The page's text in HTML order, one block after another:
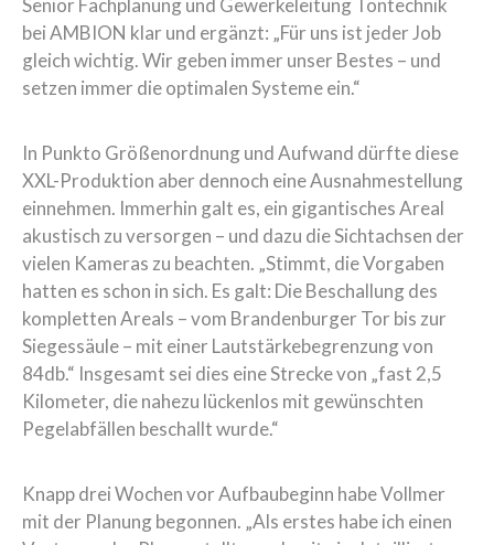
bei AMBION klar und ergänzt: „Für uns ist jeder Job
gleich wichtig. Wir geben immer unser Bestes – und
setzen immer die optimalen Systeme ein.“
In Punkto Größenordnung und Aufwand dürfte diese
XXL-Produktion aber dennoch eine Ausnahmestellung
einnehmen. Immerhin galt es, ein gigantisches Areal
akustisch zu versorgen – und dazu die Sichtachsen der
vielen Kameras zu beachten. „Stimmt, die Vorgaben
hatten es schon in sich. Es galt: Die Beschallung des
kompletten Areals – vom Brandenburger Tor bis zur
Siegessäule – mit einer Lautstärkebegrenzung von
84db.“ Insgesamt sei dies eine Strecke von „fast 2,5
Kilometer, die nahezu lückenlos mit gewünschten
Pegelabfällen beschallt wurde.“
Knapp drei Wochen vor Aufbaubeginn habe Vollmer
mit der Planung begonnen. „Als erstes habe ich einen